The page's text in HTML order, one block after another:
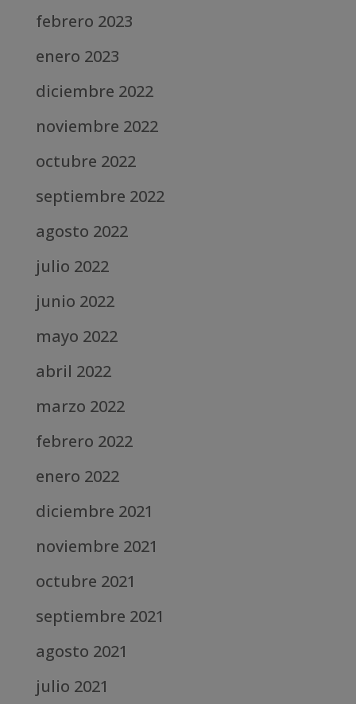
febrero 2023
enero 2023
diciembre 2022
noviembre 2022
octubre 2022
septiembre 2022
agosto 2022
julio 2022
junio 2022
mayo 2022
abril 2022
marzo 2022
febrero 2022
enero 2022
diciembre 2021
noviembre 2021
octubre 2021
septiembre 2021
agosto 2021
julio 2021